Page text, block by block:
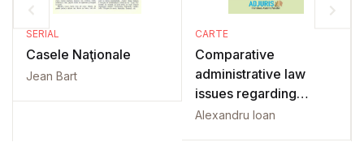
SERIAL
Casele Naţionale
Jean Bart
CARTE
Comparative
administrative law
issues regarding
central and local
Alexandru Ioan